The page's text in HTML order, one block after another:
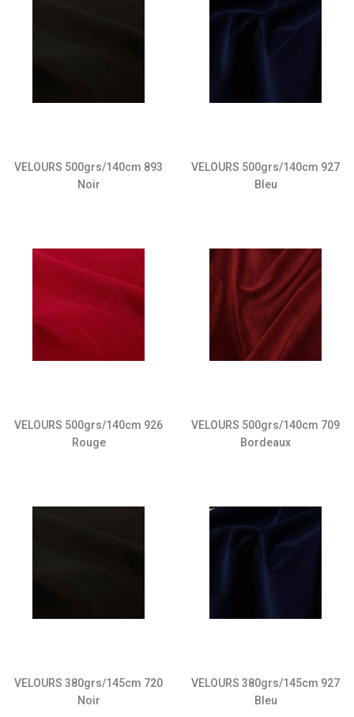
VELOURS 500grs/140cm 893
Noir
VELOURS 500grs/140cm 927
Bleu
VELOURS 500grs/140cm 926
Rouge
VELOURS 500grs/140cm 709
Bordeaux
VELOURS 380grs/145cm 720
Noir
VELOURS 380grs/145cm 927
Bleu